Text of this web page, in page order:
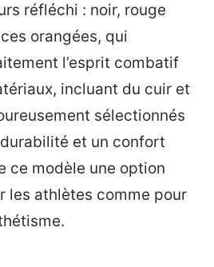
réfléchi : noir, rouge
orangées, qui
l’esprit combatif
incluant du cuir et
sélectionnés
et un confort
ce modèle une option
les athlètes comme pour